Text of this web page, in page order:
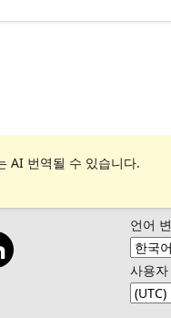
AI 번역될 수 있습니다.
언어
사용